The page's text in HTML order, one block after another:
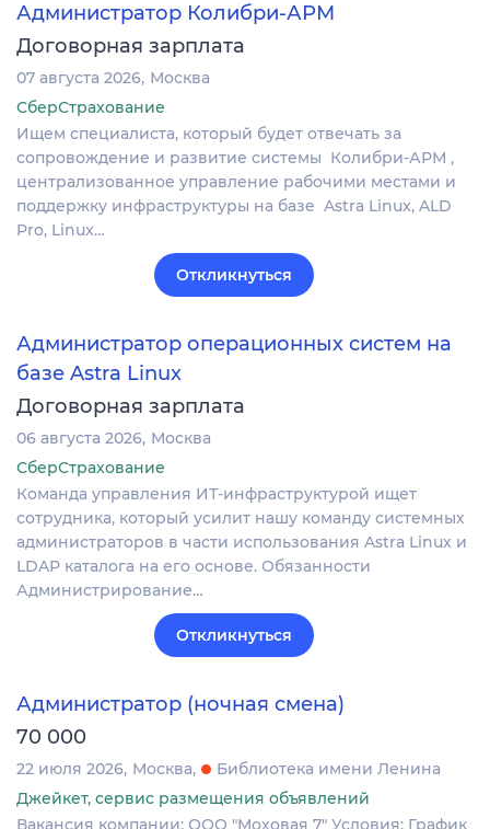
Администратор Колибри-АРМ
Договорная зарплата
07 августа 2026 Москва
СберСтрахование
Ищем специалиста, который будет отвечать за
сопровождение и развитие системы Колибри-АРМ ,
централизованное управление рабочими местами и
поддержку инфраструктуры на базе Astra Linux, ALD
Pro, Linux…
Откликнуться
Администратор операционных систем на
базе Astra Linux
Договорная зарплата
06 августа 2026 Москва
СберСтрахование
Команда управления ИТ-инфраструктурой ищет
сотрудника, который усилит нашу команду системных
администраторов в части использования Astra Linux и
LDAP каталога на его основе. Обязанности
Администрирование…
Откликнуться
Администратор (ночная смена)
70 000
22 июля 2026 Москва
Библиотека имени Ленина
Джейкет, сервис размещения объявлений
Вакансия компании: ООО "Моховая 7" Условия: График